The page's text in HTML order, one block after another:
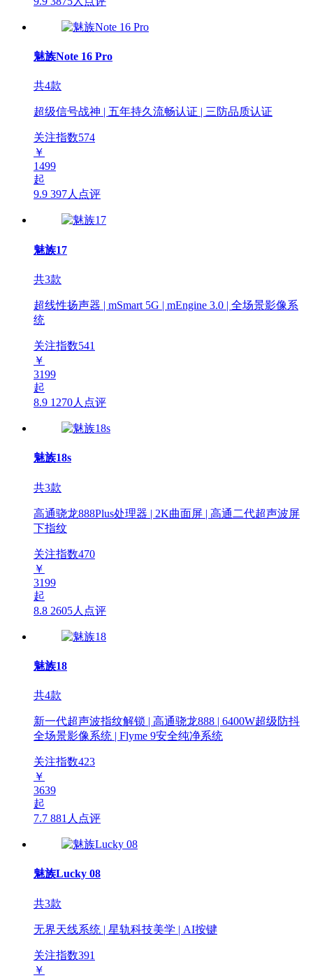
魅族Note 16 Pro
共4款
超级信号战神 | 五年持久流畅认证 | 三防品质认证
关注指数574
￥
1499
起
9.9 397人点评
魅族17
共3款
超线性扬声器 | mSmart 5G | mEngine 3.0 | 全场景影像系
统
关注指数541
￥
3199
起
8.9 1270人点评
魅族18s
共3款
高通骁龙888Plus处理器 | 2K曲面屏 | 高通二代超声波屏
下指纹
关注指数470
￥
3199
起
8.8 2605人点评
魅族18
共4款
新一代超声波指纹解锁 | 高通骁龙888 | 6400W超级防抖
全场景影像系统 | Flyme 9安全纯净系统
关注指数423
￥
3639
起
7.7 881人点评
魅族Lucky 08
共3款
无界天线系统 | 星轨科技美学 | AI按键
关注指数391
￥